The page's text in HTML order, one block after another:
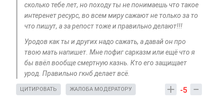
сколько тебе лет, но походу ты не понимаешь что такое
интеренет ресурс, во всем миру сажают не только за то
что пишут, а за репост тоже и правильно делают!!!
Уродов как ты и других надо сажать, а давай он про
твою мать напишет. Мне пофиг сарказм или ещё что я
бы ввёл вообще смертную казнь. Кто его защищает
урод. Правильно гкнб делает всё.
-5
ЦИТИРОВАТЬ ЖАЛОБА МОДЕРАТОРУ